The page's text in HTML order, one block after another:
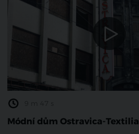
Módní dům Ostravica-Textilia